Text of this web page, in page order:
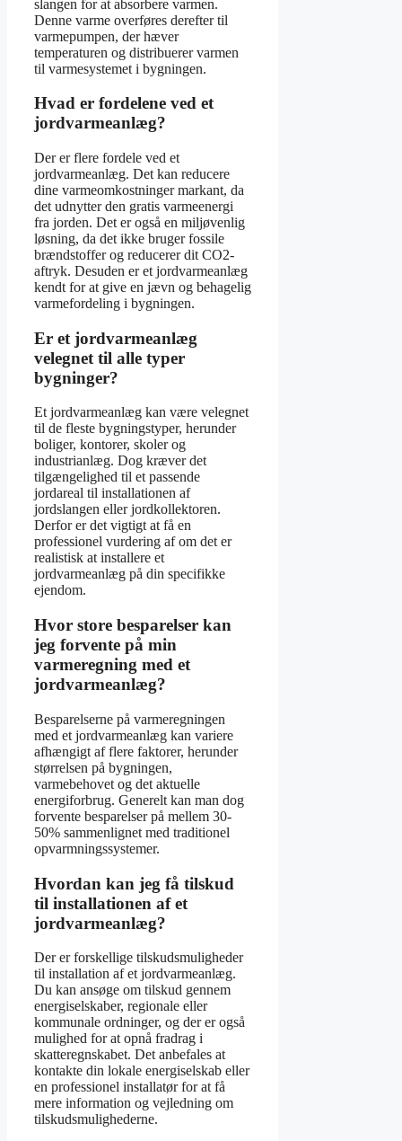
slangen for at absorbere varmen.
Denne varme overføres derefter til
varmepumpen, der hæver
temperaturen og distribuerer varmen
til varmesystemet i bygningen.
Hvad er fordelene ved et
jordvarmeanlæg?
Der er flere fordele ved et
jordvarmeanlæg. Det kan reducere
dine varmeomkostninger markant, da
det udnytter den gratis varmeenergi
fra jorden. Det er også en miljøvenlig
løsning, da det ikke bruger fossile
brændstoffer og reducerer dit CO2-
aftryk. Desuden er et jordvarmeanlæg
kendt for at give en jævn og behagelig
varmefordeling i bygningen.
Er et jordvarmeanlæg
velegnet til alle typer
bygninger?
Et jordvarmeanlæg kan være velegnet
til de fleste bygningstyper, herunder
boliger, kontorer, skoler og
industrianlæg. Dog kræver det
tilgængelighed til et passende
jordareal til installationen af
jordslangen eller jordkollektoren.
Derfor er det vigtigt at få en
professionel vurdering af om det er
realistisk at installere et
jordvarmeanlæg på din specifikke
ejendom.
Hvor store besparelser kan
jeg forvente på min
varmeregning med et
jordvarmeanlæg?
Besparelserne på varmeregningen
med et jordvarmeanlæg kan variere
afhængigt af flere faktorer, herunder
størrelsen på bygningen,
varmebehovet og det aktuelle
energiforbrug. Generelt kan man dog
forvente besparelser på mellem 30-
50% sammenlignet med traditionel
opvarmningssystemer.
Hvordan kan jeg få tilskud
til installationen af et
jordvarmeanlæg?
Der er forskellige tilskudsmuligheder
til installation af et jordvarmeanlæg.
Du kan ansøge om tilskud gennem
energiselskaber, regionale eller
kommunale ordninger, og der er også
mulighed for at opnå fradrag i
skatteregnskabet. Det anbefales at
kontakte din lokale energiselskab eller
en professionel installatør for at få
mere information og vejledning om
tilskudsmulighederne.